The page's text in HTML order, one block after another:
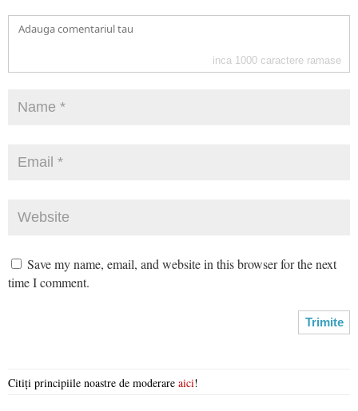
inca 1000 caractere ramase
Save my name, email, and website in this browser for the next
time I comment.
Citiți principiile noastre de moderare aici!